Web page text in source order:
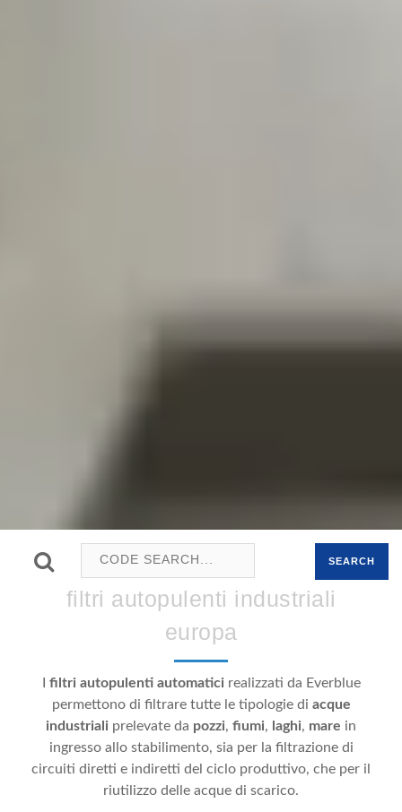
SEARCH
filtri autopulenti industriali
europa
filtri autopulenti automatici realizzati da Everblue
permettono di filtrare tutte le tipologie di acque
industriali prelevate da pozzi, fiumi, laghi, mare in
ingresso allo stabilimento, sia per la filtrazione di
circuiti diretti e indiretti del ciclo produttivo, che per il
riutilizzo delle acque di scarico.